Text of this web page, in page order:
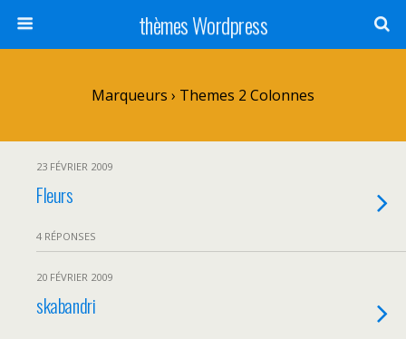
thèmes Wordpress
Marqueurs › Themes 2 Colonnes
23 FÉVRIER 2009
Fleurs
4 RÉPONSES
20 FÉVRIER 2009
skabandri